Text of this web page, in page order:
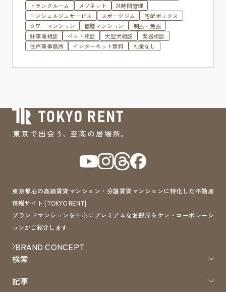
トランクルーム
メゾネット
24時間管理
コンシェルジュサービス
スポーツジム
宅配ボックス
タワーマンション
低層マンション
制振・免振
駐車場相談
ペット相談 大型犬相談
楽器相談
住戸兼事務所
インターネット無料 礼金なし
東京都心の高級賃貸マンション・分譲賃貸マンションに特化した不動産
情報サイト [TOKYO RENT]
ブランドマンションを中心にプレミアムなお部屋をケン・コーポレーシ
ョンがご紹介します
BRAND CONCEPT
検索
記事